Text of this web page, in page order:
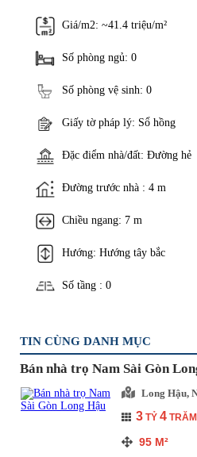
Giá/m2: ~41.4 triệu/m²
Số phòng ngủ: 0
Số phòng vệ sinh: 0
Giấy tờ pháp lý: Sổ hồng
Đặc điểm nhà/đất: Đường hẻ
Đường trước nhà : 4 m
Chiều ngang: 7 m
Hướng: Hướng tây bắc
Số tầng : 0
TIN CÙNG DANH MỤC
Bán nhà trọ Nam Sài Gòn
Long Hậu,
3 TỶ4
95 M²